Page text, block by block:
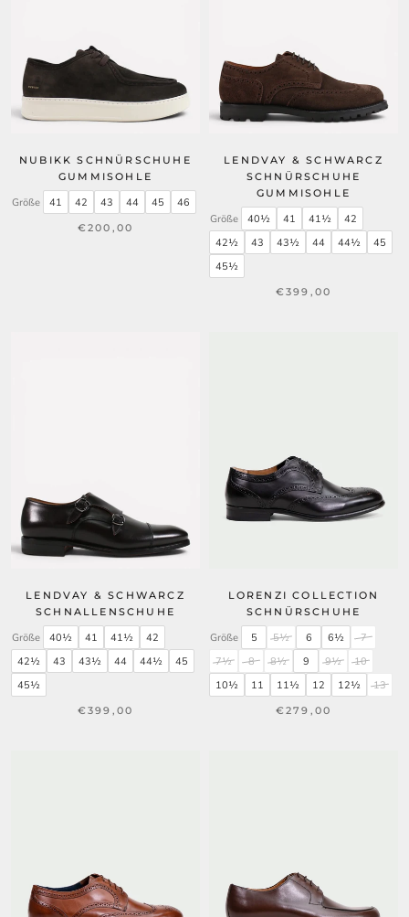
NUBIKK SCHNÜRSCHUHE
GUMMISOHLE
Größe 41 42 43 44 45 46
€200,00
LENDVAY & SCHWARCZ
SCHNÜRSCHUHE
GUMMISOHLE
Größe 40½ 41 41½
42
42½
43 43½ 44 44½
45
45½
€399,00
LENDVAY & SCHWARCZ
SCHNALLENSCHUHE
Größe 40½ 41 41½
42
42½
43 43½ 44 44½
45
45½
€399,00
LORENZI COLLECTION
SCHNÜRSCHUHE
Größe 5 5½ 6 6½
7
7½
8 8½ 9 9½
10
10½
11 11½ 12 12½ 13
€279,00